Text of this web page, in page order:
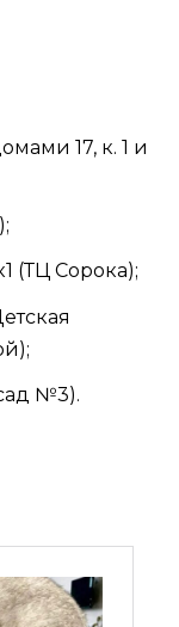
17, к. 1 и
(ТЦ Сорока);
№3).